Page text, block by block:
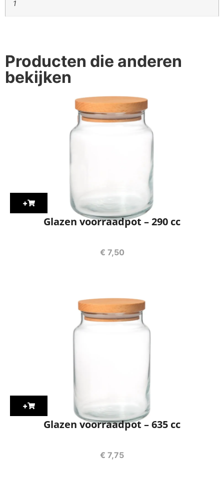
1
Producten die anderen
bekijken
+
Glazen voorraadpot – 290 cc
€ 7,50
+
Glazen voorraadpot – 635 cc
€ 7,75